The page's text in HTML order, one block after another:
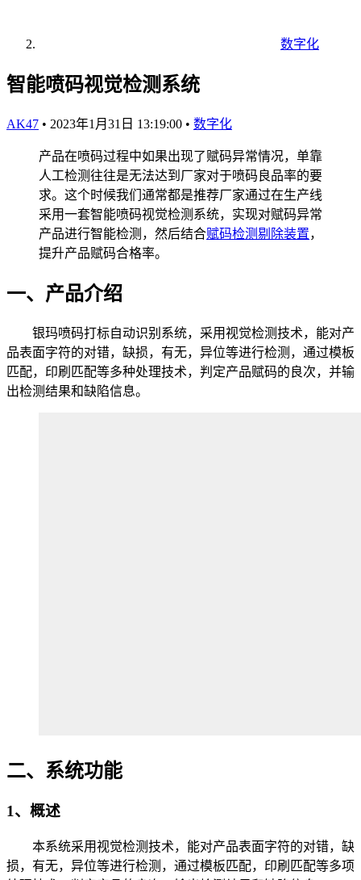
数字化
智能喷码视觉检测系统
AK47 • 2023年1月31日 13:19:00 • 数字化
产品在喷码过程中如果出现了赋码异常情况，单靠
人工检测往往是无法达到厂家对于喷码良品率的要
求。这个时候我们通常都是推荐厂家通过在生产线
采用一套智能喷码视觉检测系统，实现对赋码异常
产品进行智能检测，然后结合赋码检测剔除装置，
提升产品赋码合格率。
一、产品介绍
银玛喷码打标自动识别系统，采用视觉检测技术，能对产
品表面字符的对错，缺损，有无，异位等进行检测，通过模板
匹配，印刷匹配等多种处理技术，判定产品赋码的良次，并输
出检测结果和缺陷信息。
二、系统功能
1、概述
本系统采用视觉检测技术，能对产品表面字符的对错，缺
损，有无，异位等进行检测，通过模板匹配，印刷匹配等多项